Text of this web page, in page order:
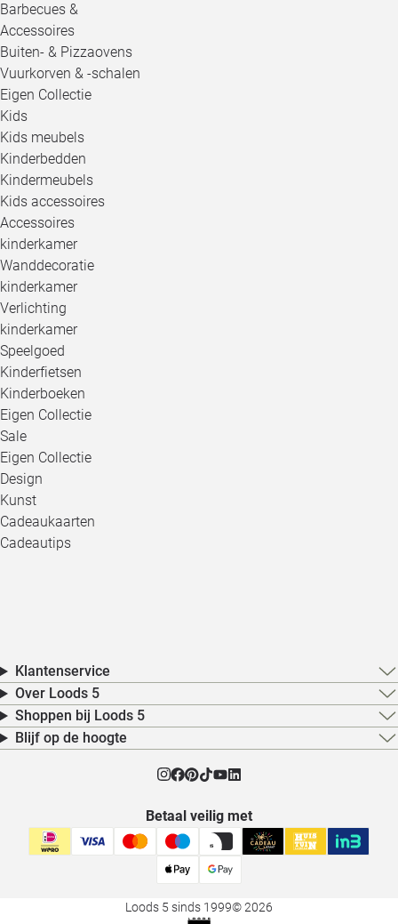
Barbecues &
Accessoires
Buiten- & Pizzaovens
Vuurkorven & -schalen
Eigen Collectie
Kids
Kids meubels
Kinderbedden
Kindermeubels
Kids accessoires
Accessoires
kinderkamer
Wanddecoratie
kinderkamer
Verlichting
kinderkamer
Speelgoed
Kinderfietsen
Kinderboeken
Eigen Collectie
Sale
Eigen Collectie
Design
Kunst
Cadeaukaarten
Cadeautips
Klantenservice
Over Loods 5
Shoppen bij Loods 5
Blijf op de hoogte
Betaal veilig met
Loods 5 sinds 1999© 2026